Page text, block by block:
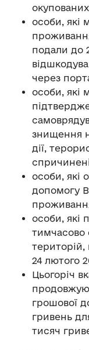
особи, які
подали до
через
особи, які
знищення
дії,
особи, які
допомогу
особи, які
тимчасово
територій,
24 лютого
Цьогоріч
грошової
гривень
тисяч